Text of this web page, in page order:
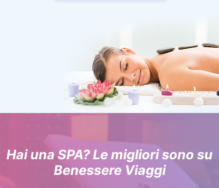
Hai una SPA? Le migliori sono su
Benessere Viaggi